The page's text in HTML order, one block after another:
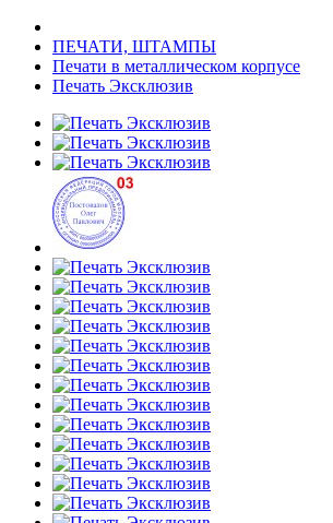
ПЕЧАТИ, ШТАМПЫ
Печати в металлическом корпусе
Печать Эксклюзив